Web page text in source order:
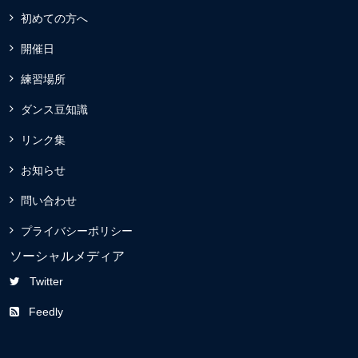
初めての方へ
開催日
練習場所
ダンス豆知識
リンク集
お知らせ
問い合わせ
プライバシーポリシー
ソーシャルメディア
Twitter
Feedly